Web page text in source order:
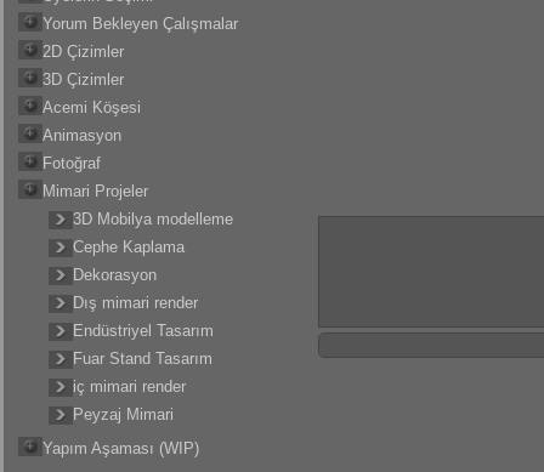
Yorum Bekleyen Çalışmalar
2D Çizimler
3D Çizimler
Acemi Köşesi
Animasyon
Fotoğraf
Mimari Projeler
3D Mobilya modelleme
Cephe Kaplama
Dekorasyon
Dış mimari render
Endüstriyel Tasarım
Fuar Stand Tasarım
iç mimari render
Peyzaj Mimari
Yapım Aşaması (WIP)